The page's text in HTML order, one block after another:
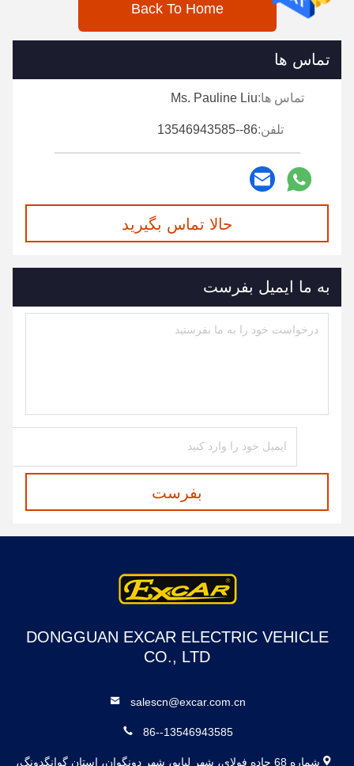
Back To Home
تماس ها
تماس ها:Ms. Pauline Liu
تلفن:86--13546943585
حالا تماس بگیرید
به ما ایمیل بفرست
بفرست
DONGGUAN EXCAR ELECTRIC VEHICLE
CO., LTD
salescn@excar.com.cn
86--13546943585
شماره 68 جاده فولای، شهر لیابو، شهر دونگوان، استان گوانگدونگ،